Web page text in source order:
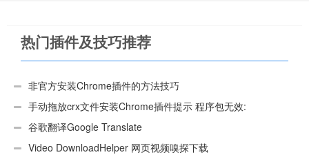
热门插件及技巧推荐
非官方安装Chrome插件的方法技巧
手动拖放crx文件安装Chrome插件提示 程序包无效:
“CEX_HEADER_INVALID”的解决办法
谷歌翻译Google Translate
Video DownloadHelper 网页视频嗅探下载